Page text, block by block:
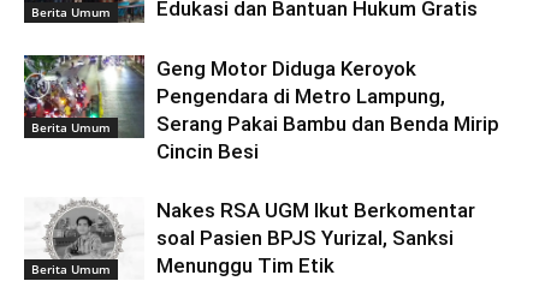
Berita Umum
Edukasi dan Bantuan Hukum Gratis
Berita Umum
Geng Motor Diduga Keroyok
Pengendara di Metro Lampung,
Serang Pakai Bambu dan Benda Mirip
Cincin Besi
Berita Umum
Nakes RSA UGM Ikut Berkomentar
soal Pasien BPJS Yurizal, Sanksi
Menunggu Tim Etik